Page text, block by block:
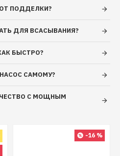
ПОДДЕЛКИ?
ДЛЯ ВСАСЫВАНИЯ?
БЫСТРО?
САМОМУ?
С МОЩНЫМ
-16 %